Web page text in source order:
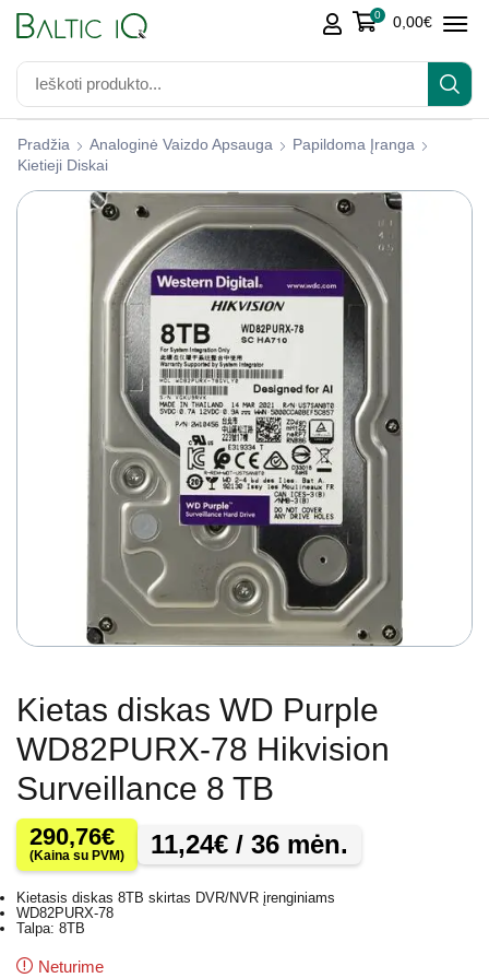
0 0,00€
Pradžia Analoginė Vaizdo Apsauga
Papildoma Įranga
Kietieji Diskai
Kietas diskas WD Purple
WD82PURX-78 Hikvision
Surveillance 8 TB
290,76€
(Kaina su PVM) 11,24€ / 36 mėn.
Kietasis diskas 8TB skirtas DVR/NVR įrenginiams
WD82PURX-78
Talpa: 8TB
Neturime